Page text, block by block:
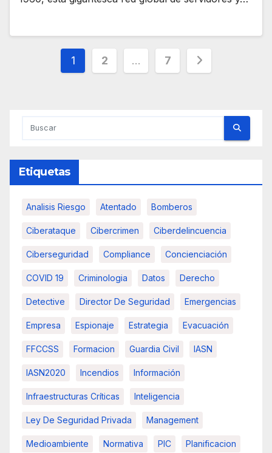
Paginación
1 2 … 7
Etiquetas
Analisis Riesgo Atentado Bomberos
Ciberataque Cibercrimen Ciberdelincuencia
Ciberseguridad Compliance Concienciación
COVID 19 Criminologia Datos Derecho
Detective Director De Seguridad Emergencias
Empresa Espionaje Estrategia Evacuación
FFCCSS Formacion Guardia Civil IASN
IASN2020 Incendios Información
Infraestructuras Críticas Inteligencia
Ley De Seguridad Privada Management
Medioambiente Normativa PIC Planificacion